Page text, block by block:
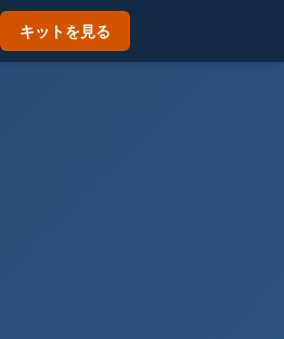
キットを見る